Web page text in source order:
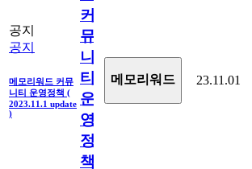
공지
공지
메모리워드 커뮤
니티 운영정책 (
2023.11.1 update
)
커
뮤
니
티
운
영
정
책
메모리워드 23.11.01